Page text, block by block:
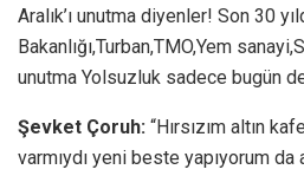
Aralık’ı unutma diyenler! Son 30
Bakanlığı,Turban,TMO,Yem
unutma Yolsuzluk sadece bugün
Şevket Çoruh: “Hırsızım altın
varmıydı yeni beste yapıyorum da